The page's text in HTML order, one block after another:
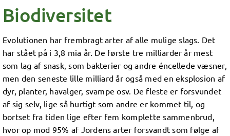
Hvad er biodiversitet?
Forvaltning af biodiversitet
Biodiversitet i skove
Biodiversitet
Evolutionen har frembragt arter af alle mulige slags. Det
har stået på i 3,8 mia år. De første tre milliarder år mest
som lag af snask, som bakterier og andre éncellede væsner,
men den seneste lille milliard år også med en eksplosion af
dyr, planter, havalger, svampe osv. De fleste er forsvundet
af sig selv, lige så hurtigt som andre er kommet til, og
bortset fra tiden lige efter fem komplette sammenbrud,
hvor op mod 95% af Jordens arter forsvandt som følge af